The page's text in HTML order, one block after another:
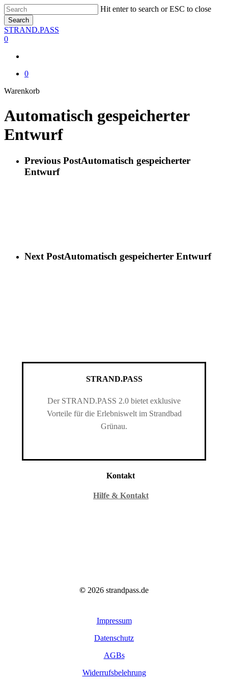
Skip
to
main
content
Hit enter to search or ESC to close
Search
Close
Search
STRAND.PASS
0
0
WarenkorbClose
Automatisch gespeicherter
Entwurf
Previous PostAutomatisch gespeicherter
Entwurf
Next PostAutomatisch gespeicherter Entwurf
STRAND.PASS
Der STRAND.PASS 2.0 bietet exklusive
Vorteile für die Erlebniswelt im Strandbad
Grünau.
Kontakt
Hilfe & Kontakt
© 2026 strandpass.de
Impressum
Datenschutz
AGBs
Widerrufsbelehrung